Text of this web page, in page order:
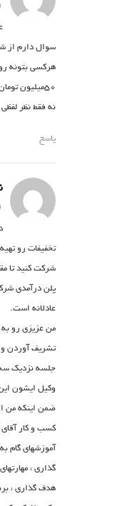
سوال دارم از
هرکسی بتونه
50میلیون
نه فقط نظر
پاسخ
تخفیفات رو
شرکت کنید تا
پلن درآمدی
عادلانه است.
من عزیزی رو
تشریف آوردن و
جلسه نزدیک
وکیل ایشون
ضمن اینکه من
کسب و کار
آموزشهای گام
گذاری ،
هدف گذاری ،